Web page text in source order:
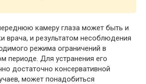
камеру глаза может быть и
врача, и результатом несоблюдения
режима ограничений в
периоде. Для устранения его
достаточно консервативной
может понадобиться